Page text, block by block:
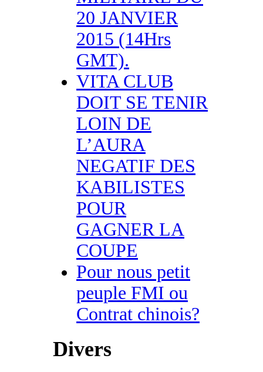
20 JANVIER
2015 (14Hrs
GMT).
VITA CLUB
DOIT SE TENIR
LOIN DE
L’AURA
NEGATIF DES
KABILISTES
POUR
GAGNER LA
COUPE
Pour nous petit
peuple FMI ou
Contrat chinois?
Divers